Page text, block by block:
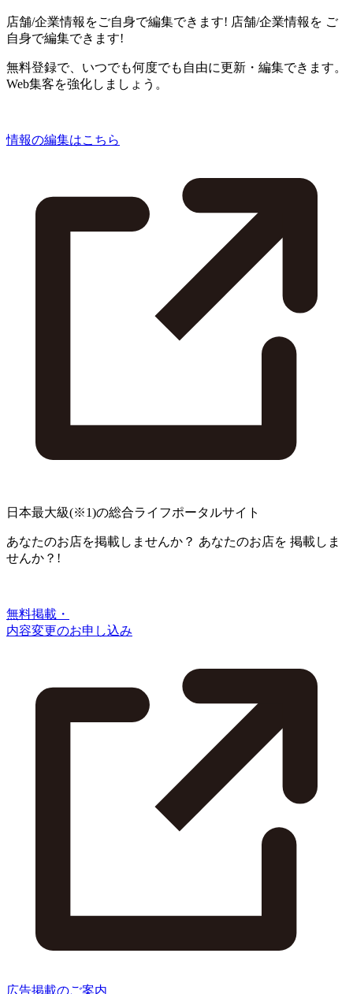
店舗/企業情報をご自身で編集できます! 店舗/企業情報を ご
自身で編集できます!
無料登録で、いつでも何度でも自由に更新・編集できます。
Web集客を強化しましょう。
情報の編集はこちら
日本最大級(※1)の総合ライフポータルサイト
あなたのお店を掲載しませんか？ あなたのお店を 掲載しま
せんか？!
無料掲載・
内容変更のお申し込み
広告掲載のご案内